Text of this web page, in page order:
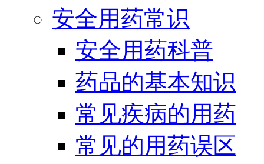
安全用药常识
安全用药科普
药品的基本知识
常见疾病的用药
常见的用药误区